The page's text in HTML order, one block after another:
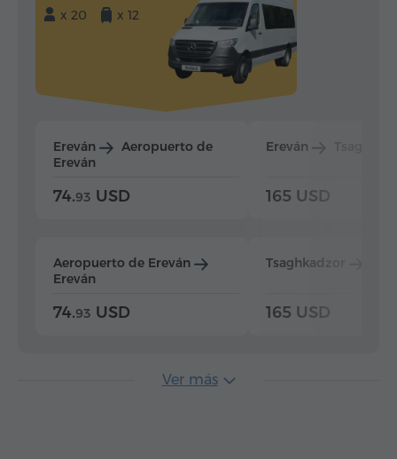
x 20
x 12
Ereván
Aeropuerto de
Ereván
74.93 USD
Aeropuerto de Ereván
Ereván
74.93 USD
Ereván
165 USD
Tsaghkadzor
165 USD
Ver más